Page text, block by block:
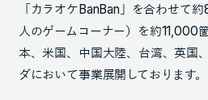
「カラオケBanBan」を合わせて
人のゲームコーナー）を約11,000
本、米国、中国大陸、台湾、英国
ダにおいて事業展開しております。